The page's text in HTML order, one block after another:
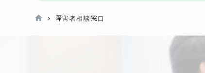
障害者相談窓口